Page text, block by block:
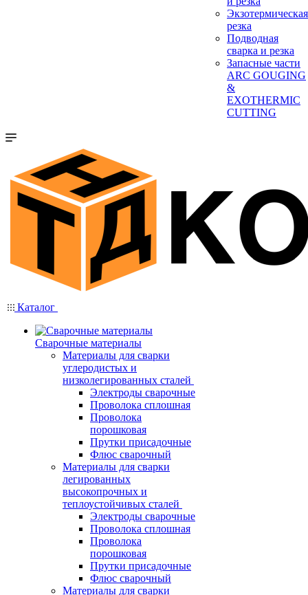
Экзотермическая
резка
Подводная
сварка и резка
Запасные части
ARC GOUGING
&
EXOTHERMIC
CUTTING
Каталог
Сварочные материалы
Материалы для сварки
углеродистых и
низколегированных сталей
Электроды сварочные
Проволока сплошная
Проволока
порошковая
Прутки присадочные
Флюс сварочный
Материалы для сварки
легированных
высокопрочных и
теплоустойчивых сталей
Электроды сварочные
Проволока сплошная
Проволока
порошковая
Прутки присадочные
Флюс сварочный
Материалы для сварки